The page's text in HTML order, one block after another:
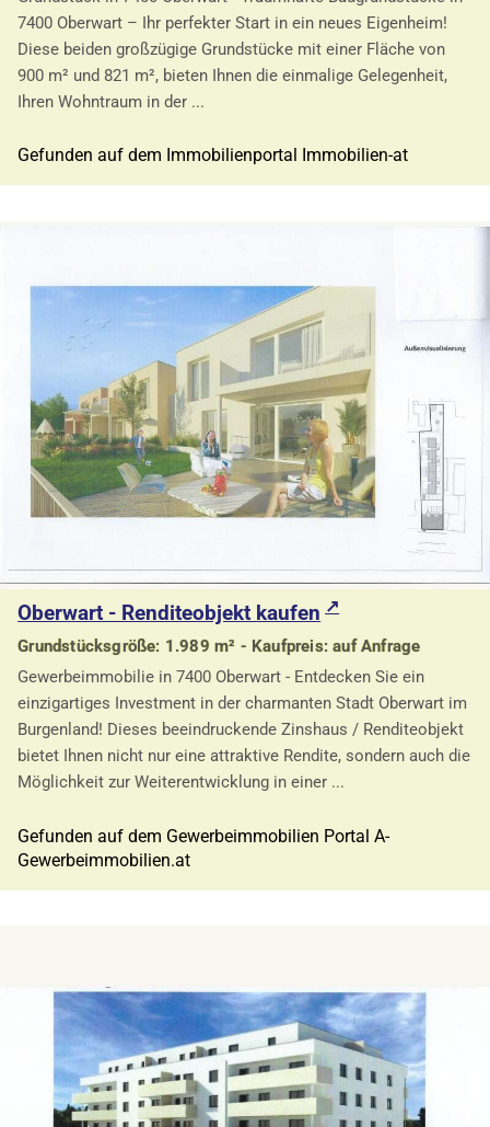
7400 Oberwart – Ihr perfekter Start in ein neues Eigenheim!
Diese beiden großzügige Grundstücke mit einer Fläche von
900 m² und 821 m², bieten Ihnen die einmalige Gelegenheit,
Ihren Wohntraum in der ...
Gefunden auf dem Immobilienportal Immobilien-at
Oberwart - Renditeobjekt kaufen
Grundstücksgröße: 1.989 m² - Kaufpreis: auf Anfrage
Gewerbeimmobilie in 7400 Oberwart - Entdecken Sie ein
einzigartiges Investment in der charmanten Stadt Oberwart im
Burgenland! Dieses beeindruckende Zinshaus / Renditeobjekt
bietet Ihnen nicht nur eine attraktive Rendite, sondern auch die
Möglichkeit zur Weiterentwicklung in einer ...
Gefunden auf dem Gewerbeimmobilien Portal A-
Gewerbeimmobilien.at